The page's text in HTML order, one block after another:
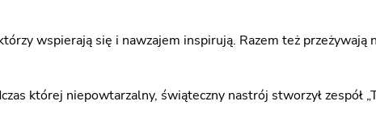
wspierają się i nawzajem inspirują. Razem też przeżywają
której niepowtarzalny, świąteczny nastrój stworzył zespół